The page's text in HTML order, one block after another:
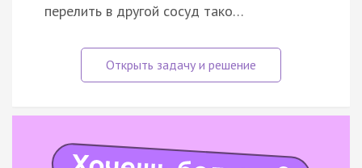
перелить в другой сосуд тако…